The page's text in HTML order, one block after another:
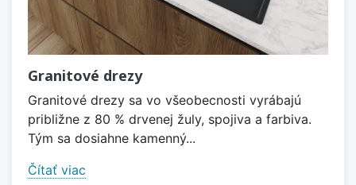
Granitové drezy
Granitové drezy sa vo všeobecnosti vyrábajú
približne z 80 % drvenej žuly, spojiva a farbiva.
Tým sa dosiahne kamenný...
Čítať viac